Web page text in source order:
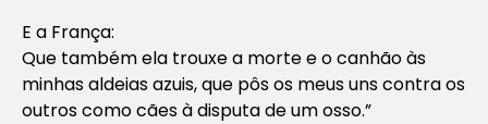
E a França:
Que também ela trouxe a morte e o canhão às
minhas aldeias azuis, que pôs os meus uns contra os
outros como cães à disputa de um osso.”